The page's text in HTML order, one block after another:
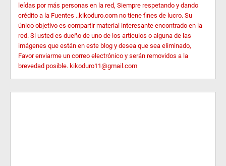
leídas por más personas en la red, Siempre respetando y dando
crédito a la Fuentes ..kikoduro.com no tiene fines de lucro. Su
único objetivo es compartir material interesante encontrado en la
red. Si usted es dueño de uno de los artículos o alguna de las
imágenes que están en este blog y desea que sea eliminado,
Favor enviarme un correo electrónico y serán removidos a la
brevedad posible. kikoduro11@gmail.com